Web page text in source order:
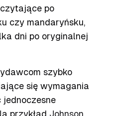
po
czy mandaryńsku,
dni po oryginalnej
szybko
się wymagania
jednoczesne
przykład Johnson